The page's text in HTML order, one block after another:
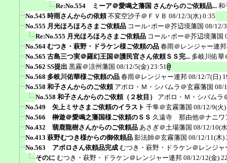
Re:No.554 ミーア＠愛鳴之藩国 さんからのご依頼品... 和
No.545 時雨さんからの依頼 不変空沙子＠ＦＶＢ 08/12/3(水) 0:35
No.555 月光ほろほろさまご依頼品 コール･ポー＠芥辺境藩国 08/12/
Re:No.555 月光ほろほろさまご依頼品 コール･ポー＠芥辺境藩国
No.564 むつき・萩野・ドラケン様ご依頼の品 春雨＠レンジャー連邦
No.565 古島三つ実＠羅幻王国＠護民官さん依頼ＳＳ完... 多岐川佑華
No.562 SS提出 黒霧＠涼州藩国 08/12/5(金) 23:51
No.568 多岐川佑華様ご依頼の品 春雨＠レンジャー連邦 08/12/7(日)
No.558 和子さんからのご依頼 アポロ・Ｍ・シバムラ＠玄霧藩国 08/
No.558 和子さんからのご依頼（２枚目）
アポロ・Ｍ・シバムラ
No.549 矢上ミサさまご依頼のイラスト 千隼＠玄霧藩国 08/12/9(火
No.566 榊遊＠愛鳴之藩国様ご依頼のＳＳ 久遠寺 那由他＠ナニワ
No.432 翡鹿龍樹さんからのご依頼品 あさぎ＠土場藩国 08/12/10(
No.413 萩野むつき様からの御依頼品 影法師＠玄霧藩国 08/12/11(木)
No.563 アポロさん依頼品完成 むつき・萩野・ドラケン＠レンジャ
そのに むつき・萩野・ドラケン＠レンジャー連邦 08/12/12(金)